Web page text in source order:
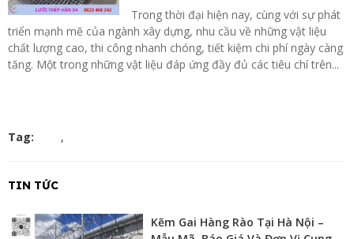
Trong thời đại hiện nay, cùng với sự phát
triển mạnh mẽ của ngành xây dựng, nhu cầu về những vật liệu
chất lượng cao, thi công nhanh chóng, tiết kiệm chi phí ngày càng
tăng. Một trong những vật liệu đáp ứng đầy đủ các tiêu chí trên...
Tag: ,
TIN TỨC
Kẽm Gai Hàng Rào Tại Hà Nội –